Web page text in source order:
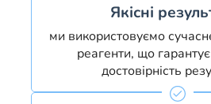
Якісні
ми використовуємо
реагенти, що гарантує
достовірність